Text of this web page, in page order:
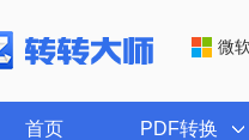
微
首页 PDF转换